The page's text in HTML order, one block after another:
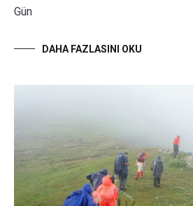
Gün
DAHA FAZLASINI OKU